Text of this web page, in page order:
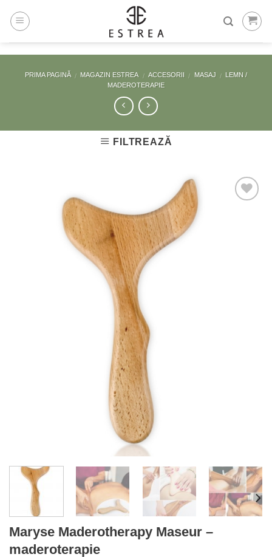
PRIMA PAGINĂ / MAGAZIN ESTREA / ACCESORII / MASAJ / LEMN /
MADEROTERAPIE
FILTREAZĂ
Maryse Maderotherapy Maseur –
maderoterapie